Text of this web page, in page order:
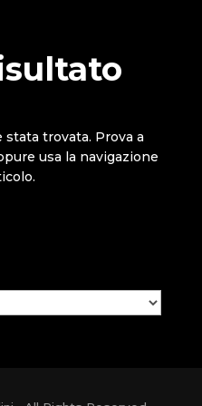
trovata. Prova a
usa la navigazione